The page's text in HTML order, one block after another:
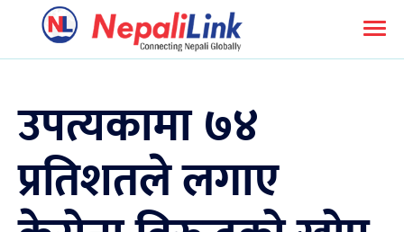
उपत्यकामा ७४
प्रतिशतले लगाए